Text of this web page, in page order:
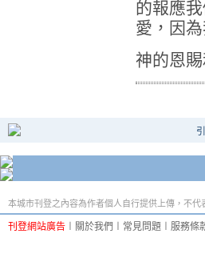
的報應
愛，因
神的恩
本城市刊登之內容為作者個人自行提供上傳，不代
刊登網站廣告 關於我們 常見問題 服務條